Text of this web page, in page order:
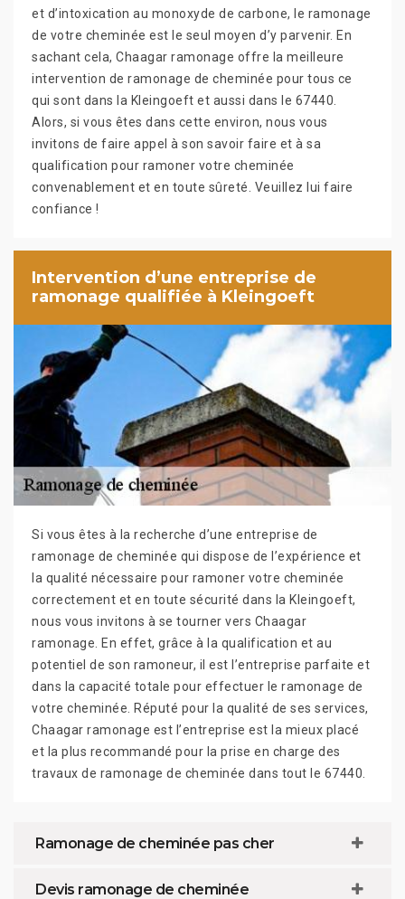
et d’intoxication au monoxyde de carbone, le ramonage
de votre cheminée est le seul moyen d’y parvenir. En
sachant cela, Chaagar ramonage offre la meilleure
intervention de ramonage de cheminée pour tous ce
qui sont dans la Kleingoeft et aussi dans le 67440.
Alors, si vous êtes dans cette environ, nous vous
invitons de faire appel à son savoir faire et à sa
qualification pour ramoner votre cheminée
convenablement et en toute sûreté. Veuillez lui faire
confiance !
Intervention d’une entreprise de
ramonage qualifiée à Kleingoeft
Si vous êtes à la recherche d’une entreprise de
ramonage de cheminée qui dispose de l’expérience et
la qualité nécessaire pour ramoner votre cheminée
correctement et en toute sécurité dans la Kleingoeft,
nous vous invitons à se tourner vers Chaagar
ramonage. En effet, grâce à la qualification et au
potentiel de son ramoneur, il est l’entreprise parfaite et
dans la capacité totale pour effectuer le ramonage de
votre cheminée. Réputé pour la qualité de ses services,
Chaagar ramonage est l’entreprise est la mieux placé
et la plus recommandé pour la prise en charge des
travaux de ramonage de cheminée dans tout le 67440.
Ramonage de cheminée pas cher
Devis ramonage de cheminée